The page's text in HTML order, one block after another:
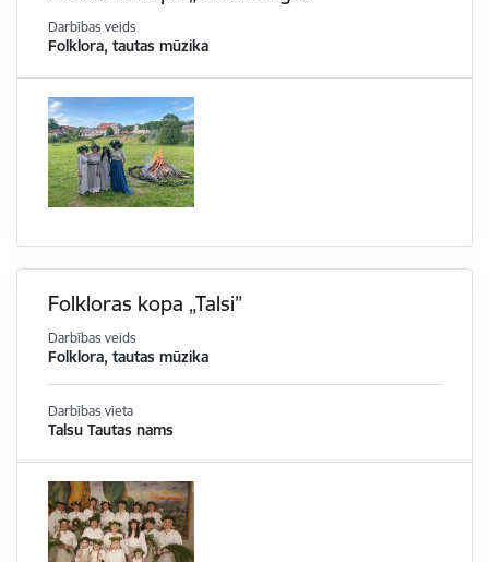
Darbības veids
Folklora, tautas mūzika
Folkloras kopa „Talsi”
Darbības veids
Folklora, tautas mūzika
Darbības vieta
Talsu Tautas nams